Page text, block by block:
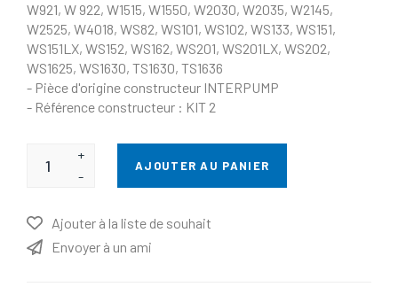
W921, W 922, W1515, W1550, W2030, W2035, W2145,
W2525, W4018, WS82, WS101, WS102, WS133, WS151,
WS151LX, WS152, WS162, WS201, WS201LX, WS202,
WS1625, WS1630, TS1630, TS1636
- Pièce d'origine constructeur INTERPUMP
- Référence constructeur : KIT 2
+
-
AJOUTER AU PANIER
Ajouter à la liste de souhait
Envoyer à un ami